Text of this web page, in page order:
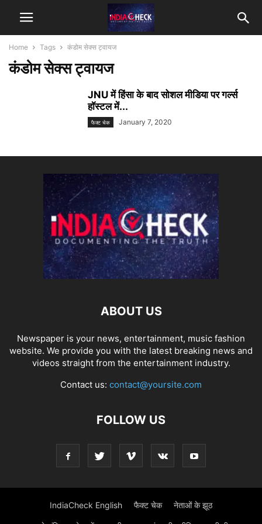
Home Tags कंडोम सेक्स ट्वायज
कंडोम सेक्स ट्वायज
JNU में हिंसा के बाद सोशल मीडिया पर गर्ल्स
हॉस्टल में...
फैक्ट चेक January 7, 2020
ABOUT US
Newspaper is your news, entertainment, music fashion
website. We provide you with the latest breaking news and
videos straight from the entertainment industry.
Contact us: contact@yoursite.com
FOLLOW US
IndiaCheck English फैक्ट चेक नेताओं के झूठ